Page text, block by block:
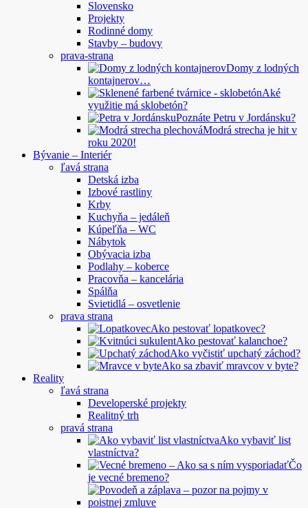
Slovensko
Projekty
Rodinné domy
Stavby – budovy
prava-strana
Domy z lodných
kontajnerov…
Aké
využitie má sklobetón?
Poznáte Petru v Jordánsku?
Modrá strecha je hit v
roku 2020!
Bývanie – Interiér
ľavá strana
Detská izba
Izbové rastliny
Krby
Kuchyňa – jedáleň
Kúpeľňa – WC
Nábytok
Obývacia izba
Podlahy – koberce
Pracovňa – kancelária
Spálňa
Svietidlá – osvetlenie
prava strana
Ako pestovať lopatkovec?
Ako pestovať kalanchoe?
Ako vyčistiť upchatý záchod?
Ako sa zbaviť mravcov v byte?
Reality
ľavá strana
Developerské projekty
Realitný trh
pravá strana
Ako vybaviť list
vlastníctva?
Čo
je vecné bremeno?